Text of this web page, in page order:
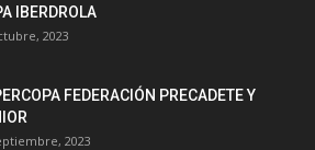
IBERDROLA
2023
FEDERACIÓN PRECADETE Y
2023